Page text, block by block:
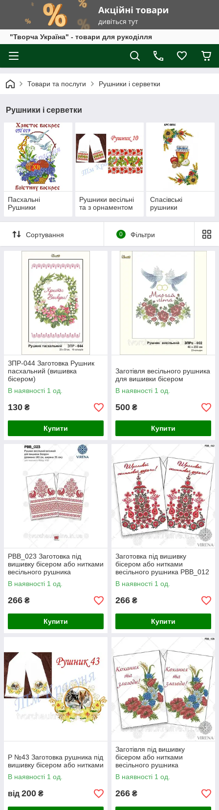
"Творча Україна" - товари для рукоділля
Товари та послуги Рушники і серветки
Рушники і серветки
Пасхальні
Рушники
Рушники весільні
та з орнаментом
Спасівські
рушники
Сортування 0 Фільтри
ЗПР-044 Заготовка Рушник
пасхальний (вишивка
бісером)
В наявності 1 од.
130 ₴
Купити
Заготівля весільного рушника
для вишивки бісером
В наявності 1 од.
500 ₴
Купити
РВВ_023 Заготовка під
вишивку бісером або нитками
весільного рушника
В наявності 1 од.
266 ₴
Купити
Заготовка під вишивку
бісером або нитками
весільного рушника РВВ_012
В наявності 1 од.
266 ₴
Купити
Р №43 Заготовка рушника під
вишивку бісером або нитками
В наявності 1 од.
від 200 ₴
Заготівля під вишивку
бісером або нитками
весільного рушника
В наявності 1 од.
266 ₴